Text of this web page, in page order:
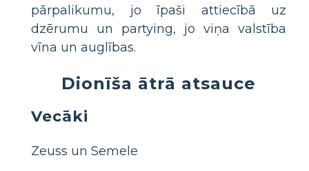
pārpalikumu, jo īpaši attiecībā uz
dzērumu un partying, jo viņa valstība
vīna un auglības.
Dionīša ātrā atsauce
Vecāki
Zeuss un Semele